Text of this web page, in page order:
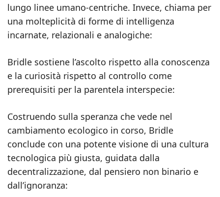
lungo linee umano-centriche. Invece, chiama per
una molteplicità di forme di intelligenza
incarnate, relazionali e analogiche:
Bridle sostiene l’ascolto rispetto alla conoscenza
e la curiosità rispetto al controllo come
prerequisiti per la parentela interspecie:
Costruendo sulla speranza che vede nel
cambiamento ecologico in corso, Bridle
conclude con una potente visione di una cultura
tecnologica più giusta, guidata dalla
decentralizzazione, dal pensiero non binario e
dall’ignoranza: